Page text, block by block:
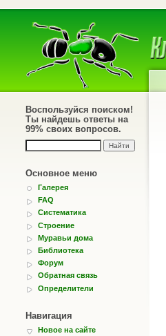
Воспользуйся поиском!
Ты найдешь ответы на
99% своих вопросов.
Основное меню
Галерея
FAQ
Систематика
Строение
Муравьи дома
Библиотека
Форум
Обратная связь
Определители
Навигация
Новое на сайте